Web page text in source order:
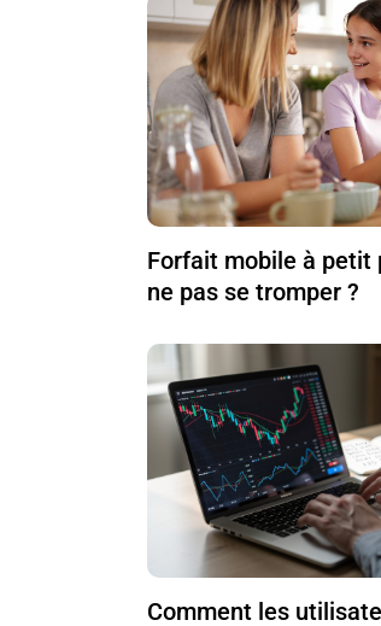
Forfait mobile à petit
ne pas se tromper ?
Comment les